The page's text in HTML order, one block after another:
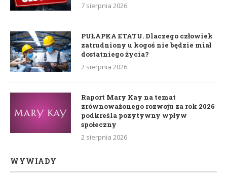
7 sierpnia 2026
PUŁAPKA ETATU. Dlaczego człowiek
zatrudniony u kogoś nie będzie miał
dostatniego życia?
2 sierpnia 2026
Raport Mary Kay na temat
zrównoważonego rozwoju za rok 2026
podkreśla pozytywny wpływ
społeczny
2 sierpnia 2026
WYWIADY